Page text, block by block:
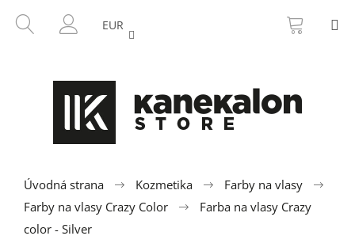
HĽADAŤ
PRIHLÁSENIE
EUR KOŠÍK
Úvodná strana Kozmetika
Farby na vlasy
Farby na vlasy Crazy Color
Farba na vlasy Crazy
color - Silver
SPÄŤ
SPÄŤ
e
b